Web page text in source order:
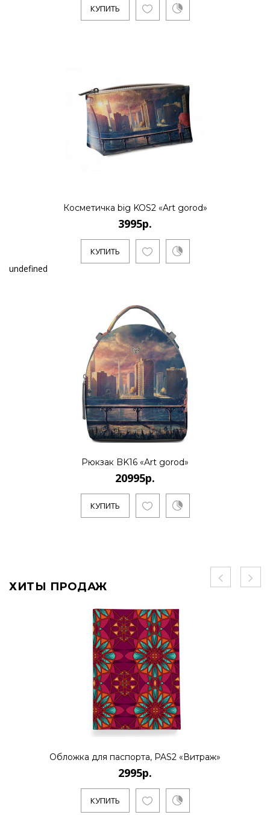
КУПИТЬ
Косметичка big KOS2 «Art gorod»
3995р.
КУПИТЬ
undefined
Рюкзак BK16 «Art gorod»
20995р.
КУПИТЬ
ХИТЫ ПРОДАЖ
Обложка для паспорта, PAS2 «Витраж»
2995р.
КУПИТЬ